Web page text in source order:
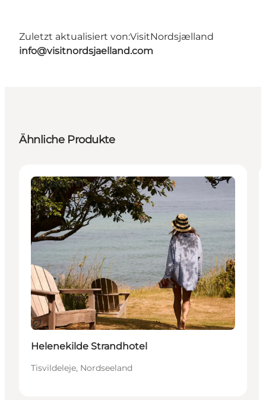
Zuletzt aktualisiert von:VisitNordsjælland
info@visitnordsjaelland.com
Ähnliche Produkte
Nachhaltig
Unterkünfte
Helenekilde Strandhotel
Tisvildeleje, Nordseeland